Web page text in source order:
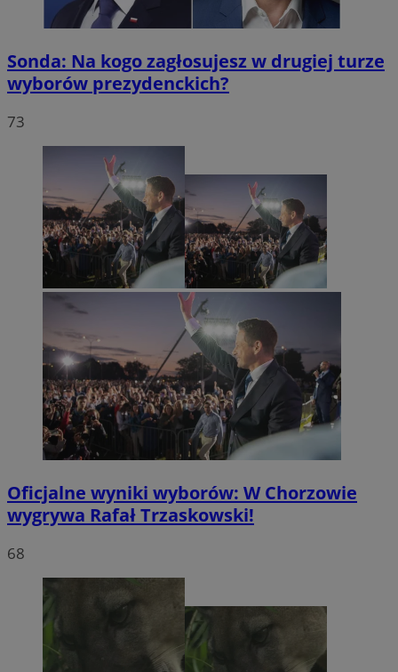
Sonda: Na kogo zagłosujesz w drugiej turze
wyborów prezydenckich?
73
Oficjalne wyniki wyborów: W Chorzowie
wygrywa Rafał Trzaskowski!
68